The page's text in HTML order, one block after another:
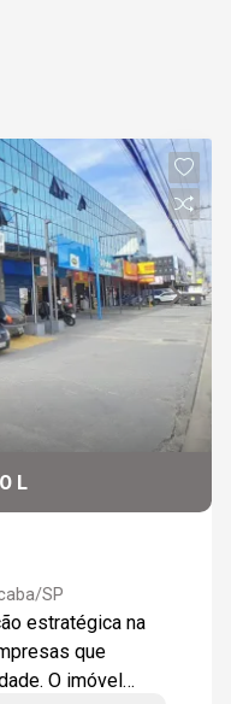
08
Aug/Sat
09
Aug/Sun
10
L
SP
estratégica na
que
imóvel